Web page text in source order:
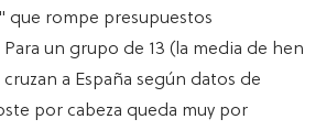
que rompe presupuestos
un grupo de 13 (la media de hen
a España según datos de
por cabeza queda muy por